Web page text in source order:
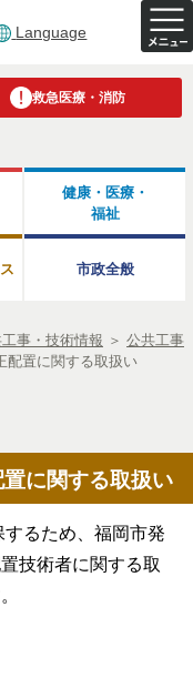
Language
救急医療・消防
健康・医療・
福祉
市政全般
事・技術情報 ＞ 公共工事
配置に関する取扱い
に関する取扱い
るため、福岡市発
技術者に関する取